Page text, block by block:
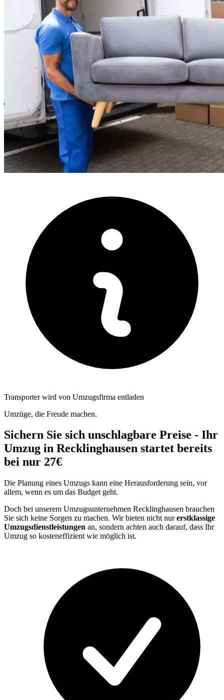
Transporter wird von Umzugsfirma entladen
Umzüge, die Freude machen.
Sichern Sie sich unschlagbare Preise - Ihr
Umzug in Recklinghausen startet bereits
bei nur 27€
Die Planung eines Umzugs kann eine Herausforderung sein, vor
allem, wenn es um das Budget geht.
Doch bei unserem Umzugsunternehmen Recklinghausen brauchen
Sie sich keine Sorgen zu machen. Wir bieten nicht nurerstklassige
Umzugsdienstleistungen an, sondern achten auch darauf, dass Ihr
Umzug so kosteneffizient wie möglich ist.